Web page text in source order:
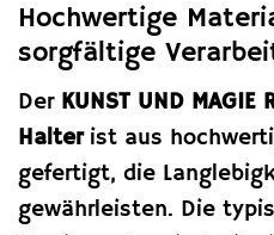
Hochwertige
sorgfältige
Der KUNST UND
Halterist aus
gefertigt, die
gewährleisten. Die